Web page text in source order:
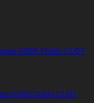
02/05 Doblo 01/07